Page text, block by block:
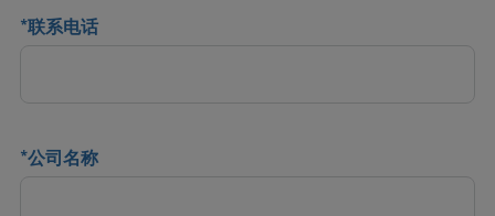
*联系电话
*公司名称